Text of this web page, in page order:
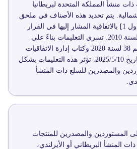
منشأ المملكة المتحدة لبريطانيا
يتم تحديد هذه الأصناف في ملحق
البروتوكول [2] [جدول 1] بالاتفاقية المشار إليها في القرار
الجمهوري رقم 15 لسنة 2010. تسري التعليمات بناءً على
منشور اتفاقيات رقم 38 لسنة 2020 وكتاب إدارة الاتفاقيات
الأجنبية رقم 243 بتاريخ 2025/5/10. تؤثر هذه التعليمات بشكل
والمصدرين للسلع ذات المنشأ
المستوردين والمصدرين للمنتجات
المنشأ البريطاني أو الأيرلندي،